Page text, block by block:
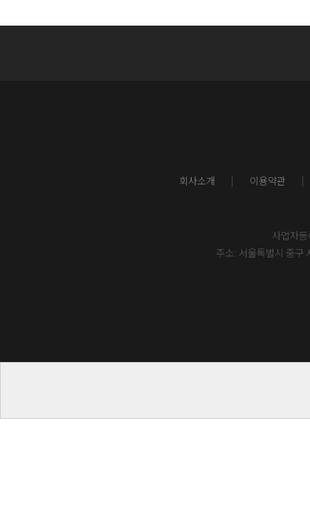
회사소개 이용약관
사업자
주소: 서울특별시 중구